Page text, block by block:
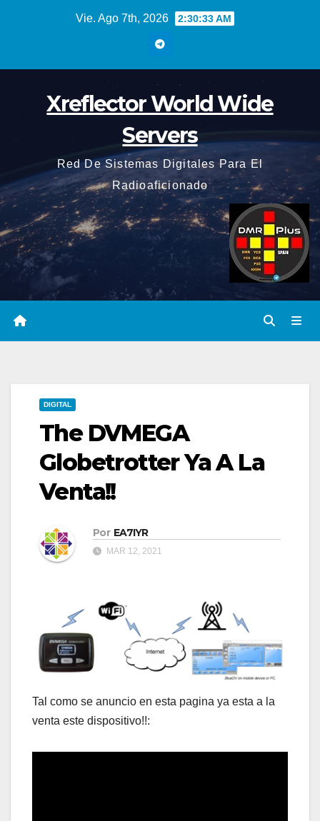
Vie. Ago 7th, 2026 2:30:34 AM
Xreflector World Wide
Servers
Red De Sistemas Digitales Para El
Radioaficionado
DIGITAL
The DVMEGA
Globetrotter Ya A La
Venta!!
Por EA7IYR
MAR 12, 2021
Tal como se anuncio en esta pagina ya esta a la
venta este dispositivo!!: